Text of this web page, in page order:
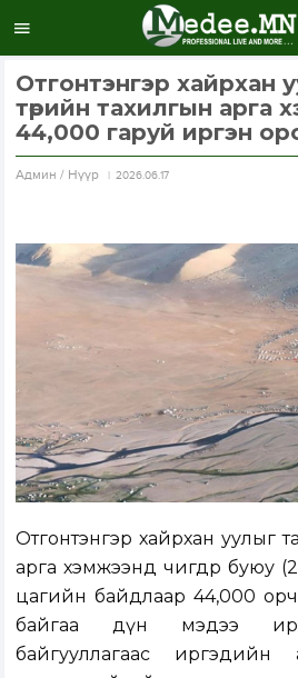
Отгонтэнгэр хайрхан
төрийн тахилгын арга
44,000 гаруй иргэн
Aдмин / Нүүр 2026.06.17
Отгонтэнгэр хайрхан уулыг
арга хэмжээнд өчигдөр буюу
цагийн байдлаар 44,000
байгаа дүн мэдээ
байгууллагаас